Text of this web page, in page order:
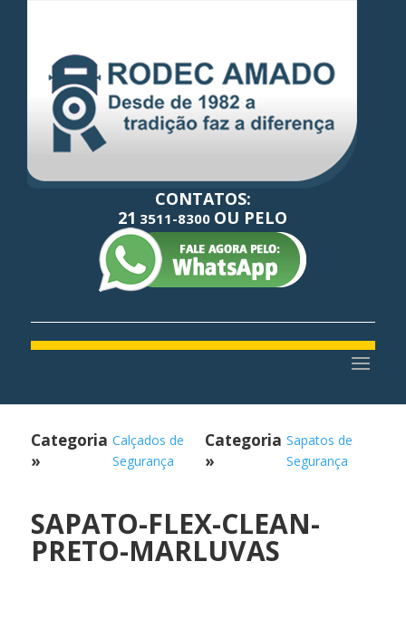
CONTATOS:
21 3511-8300 OU PELO
Categoria
»
Calçados de
Segurança
Categoria
»
Sapatos de
Segurança
SAPATO-FLEX-CLEAN-
PRETO-MARLUVAS